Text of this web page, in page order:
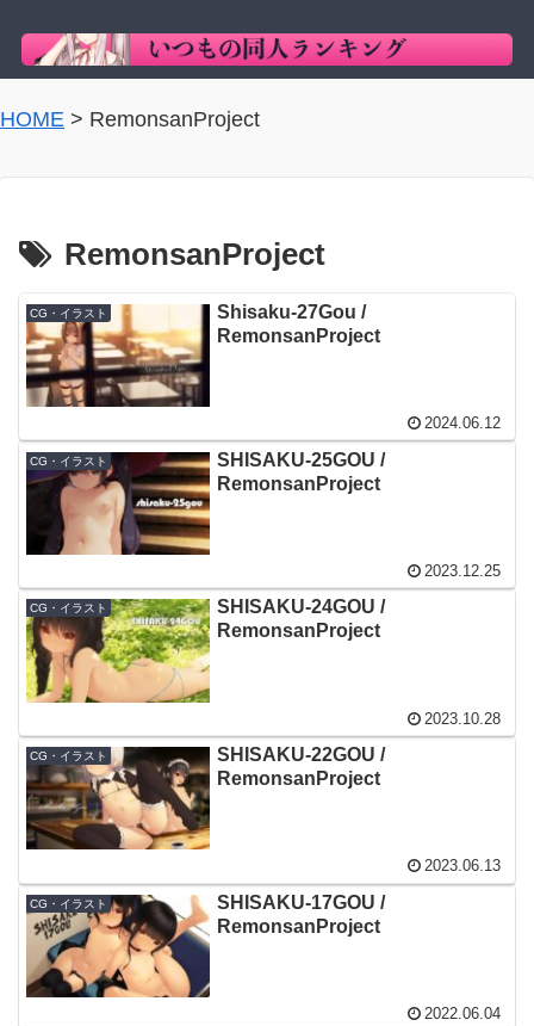
HOME > RemonsanProject
RemonsanProject
CG・イラスト
Shisaku-27Gou /
RemonsanProject
2024.06.12
CG・イラスト
SHISAKU-25GOU /
RemonsanProject
2023.12.25
CG・イラスト
SHISAKU-24GOU /
RemonsanProject
2023.10.28
CG・イラスト
SHISAKU-22GOU /
RemonsanProject
2023.06.13
CG・イラスト
SHISAKU-17GOU /
RemonsanProject
2022.06.04